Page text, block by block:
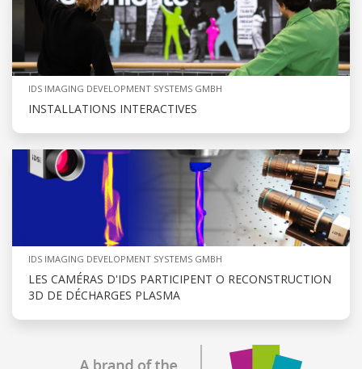
IDS IMAGING DEVELOPMENT SYSTEMS GMBH
INSTALLATIONS INTERACTIVES
IDS IMAGING DEVELOPMENT SYSTEMS GMBH
LES CAMÉRAS D'IDS PARTICIPENT O RECONSTRUCTION
3D DE DÉCHARGES PLASMA